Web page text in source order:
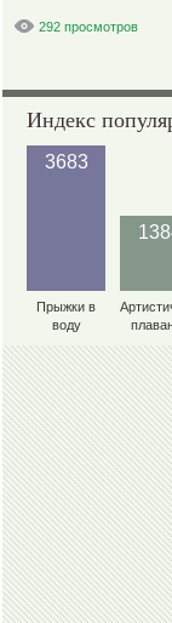
292 просмотров
Индекс
3683
Прыжки в
воду